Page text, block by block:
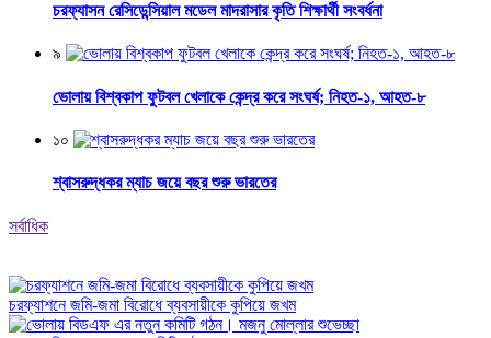
চরফ্যাসন রেসিডেন্সিয়াল মডেল মাদরাসার কৃতি শিক্ষার্থী সংবর্ধনা
৯
ভোলায় বিশ্বকাপ ফুটবল খেলাকে কেন্দ্র করে সংঘর্ষ; নিহত-১, আহত-৮
১০
শ্বাসরুদ্ধকর ম্যাচ জয়ে বছর শুরু ভারতের
সর্বাধিক
চরফ্যাশনে জমি-জমা বিরোধে ব্যবসায়ীকে কুপিয়ে জখম